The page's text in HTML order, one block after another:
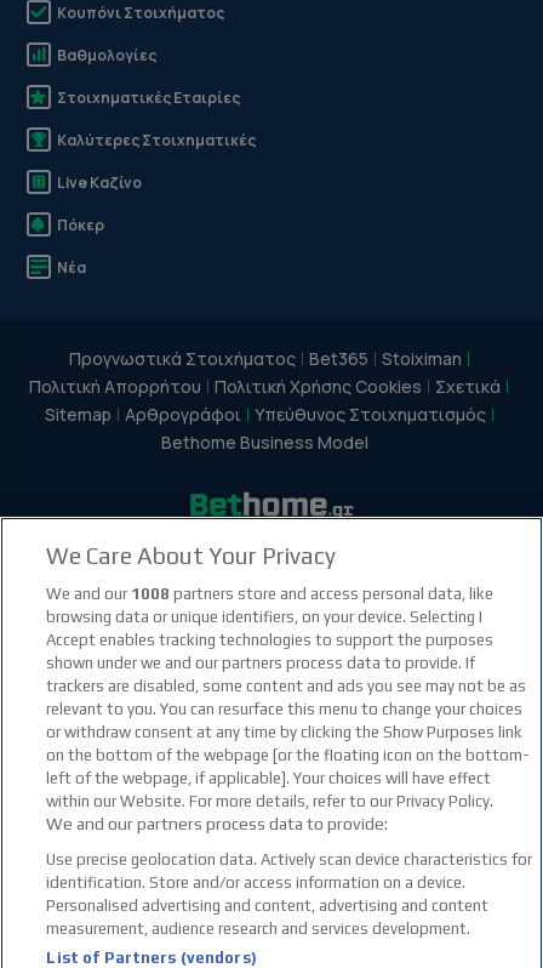
Κουπόνι Στοιχήματος
Βαθμολογίες
Στοιχηματικές Εταιρίες
Καλύτερες Στοιχηματικές
Live Καζίνο
Πόκερ
Νέα
Προγνωστικά Στοιχήματος Bet365
Stoiximan
Πολιτική Απορρήτου
Πολιτική Χρήσης Cookies
Σχετικά
Sitemap
Αρθρογράφοι
Υπεύθυνος Στοιχηματισμός
Bethome Business Model
instagram social link
youtube social link
tiktok social link
twitter social link
We Care About Your Privacy
We and our 1008 partners store and access personal data, like
browsing data or unique identifiers, on your device. Selecting I
Accept enables tracking technologies to support the purposes
shown under we and our partners process data to provide. If
trackers are disabled, some content and ads you see may not be as
relevant to you. You can resurface this menu to change your choices
or withdraw consent at any time by clicking the Show Purposes link
on the bottom of the webpage [or the floating icon on the bottom-
left of the webpage, if applicable]. Your choices will have effect
within our Website. For more details, refer to our Privacy Policy.
We and our partners process data to provide:
Use precise geolocation data. Actively scan device characteristics for
identification. Store and/or access information on a device.
Personalised advertising and content, advertising and content
measurement, audience research and services development.
List of Partners (vendors)